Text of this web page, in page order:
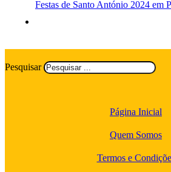
Festas de Santo António 2024 em
Pesquisar
Página Inicial
Quem Somos
Termos e